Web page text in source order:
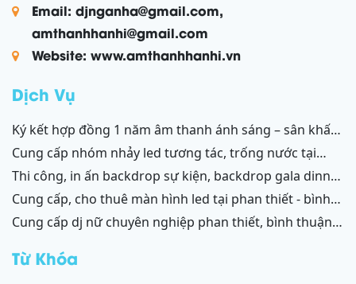
Email: djnganha@gmail.com,
amthanhhanhi@gmail.com
Website: www.amthanhhanhi.vn
Dịch Vụ
ký kết hợp đồng 1 năm âm thanh ánh sáng – sân khấu
resort mũi né, tiến thành, kê gà, phan thiết, ninh thuận
cung cấp nhóm nhảy led tương tác, trống nước tại
ninh thuận – bình thuận
thi công, in ấn backdrop sự kiện, backdrop gala dinner,
backdrop team building, backdrop cánh gà, chữ nổi
3d, chữ nổi từ formex, chữ nổi hộp đèn led và ốp alu
phan thiết, bình thuận - ninh thuận - ninh chữ - phan
cung cấp, cho thuê màn hình led tại phan thiết - bình
thuận, ninh thuận - ninh chữ - phang rang
cung cấp dj nữ chuyên nghiệp phan thiết, bình thuận;
Từ Khóa